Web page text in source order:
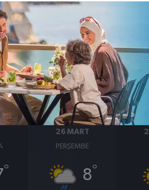
RÜZGAR
11km/s
°
26 MART
PERŞEMBE
8°